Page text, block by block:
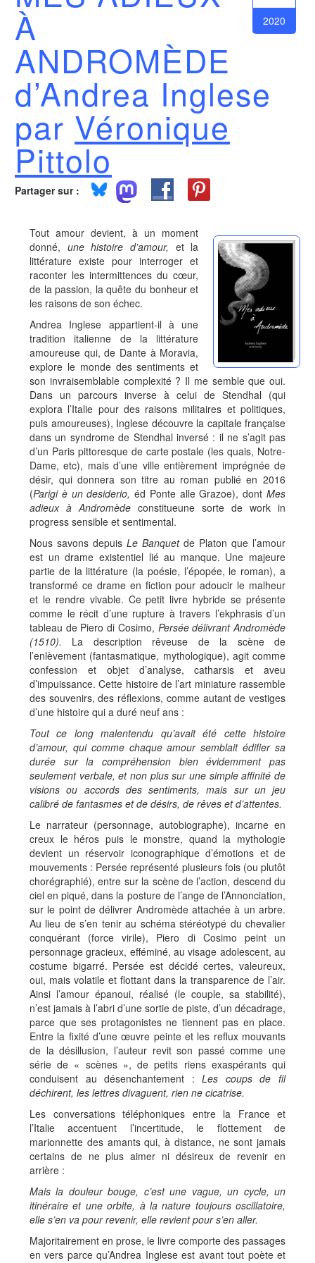
2020
À
ANDROMÈDE
d’Andrea Inglese
par Véronique
Pittolo
Partager sur :
Tout amour devient, à un moment
donné, une histoire d’amour, et la
littérature existe pour interroger et
raconter les intermittences du cœur,
de la passion, la quête du bonheur et
les raisons de son échec.
Andrea Inglese appartient-il à une
tradition italienne de la littérature
amoureuse qui, de Dante à Moravia,
explore le monde des sentiments et
son invraisemblable complexité ? Il me semble que oui.
Dans un parcours inverse à celui de Stendhal (qui
explora l’Italie pour des raisons militaires et politiques,
puis amoureuses), Inglese découvre la capitale française
dans un syndrome de Stendhal inversé : il ne s’agit pas
d’un Paris pittoresque de carte postale (les quais, Notre-
Dame, etc), mais d’une ville entièrement imprégnée de
désir, qui donnera son titre au roman publié en 2016
(Parigi è un desiderio,éd Ponte alle Grazoe), dontMes
adieux à Andromède constitueune sorte de work in
progress sensible et sentimental.
Nous savons depuis Le Banquetde Platon que l’amour
est un drame existentiel lié au manque. Une majeure
partie de la littérature (la poésie, l’épopée, le roman), a
transformé ce drame en fiction pour adoucir le malheur
et le rendre vivable. Ce petit livre hybride se présente
comme le récit d’une rupture à travers l’ekphrasis d’un
tableau de Piero di Cosimo, Persée délivrant Andromède
(1510). La description rêveuse de la scène de
l’enlèvement (fantasmatique, mythologique), agit comme
confession et objet d’analyse, catharsis et aveu
d’impuissance. Cette histoire de l’art miniature rassemble
des souvenirs, des réflexions, comme autant de vestiges
d’une histoire qui a duré neuf ans :
Tout ce long malentendu qu’avait été cette histoire
d’amour, qui comme chaque amour semblait édifier sa
durée sur la compréhension bien évidemment pas
seulement verbale, et non plus sur une simple affinité de
visions ou accords des sentiments, mais sur un jeu
calibré de fantasmes et de désirs, de rêves et d’attentes.
Le narrateur (personnage, autobiographe), incarne en
creux le héros puis le monstre, quand la mythologie
devient un réservoir iconographique d’émotions et de
mouvements : Persée représenté plusieurs fois (ou plutôt
chorégraphié), entre sur la scène de l’action, descend du
ciel en piqué, dans la posture de l’ange de l’Annonciation,
sur le point de délivrer Andromède attachée à un arbre.
Au lieu de s’en tenir au schéma stéréotypé du chevalier
conquérant (force virile), Piero di Cosimo peint un
personnage gracieux, efféminé, au visage adolescent, au
costume bigarré. Persée est décidé certes, valeureux,
oui, mais volatile et flottant dans la transparence de l’air.
Ainsi l’amour épanoui, réalisé (le couple, sa stabilité),
n’est jamais à l’abri d’une sortie de piste, d’un décadrage,
parce que ses protagonistes ne tiennent pas en place.
Entre la fixité d’une œuvre peinte et les reflux mouvants
de la désillusion, l’auteur revit son passé comme une
série de « scènes », de petits riens exaspérants qui
conduisent au désenchantement :Les coups de fil
déchirent, les lettres divaguent, rien ne cicatrise.
Les conversations téléphoniques entre la France et
l’Italie accentuent l’incertitude, le flottement de
marionnette des amants qui, à distance, ne sont jamais
certains de ne plus aimer ni désireux de revenir en
arrière :
Mais la douleur bouge, c’est une vague, un cycle, un
itinéraire et une orbite, à la nature toujours oscillatoire,
elle s’en va pour revenir, elle revient pour s’en aller.
Majoritairement en prose, le livre comporte des passages
en vers parce qu’Andrea Inglese est avant tout poète et